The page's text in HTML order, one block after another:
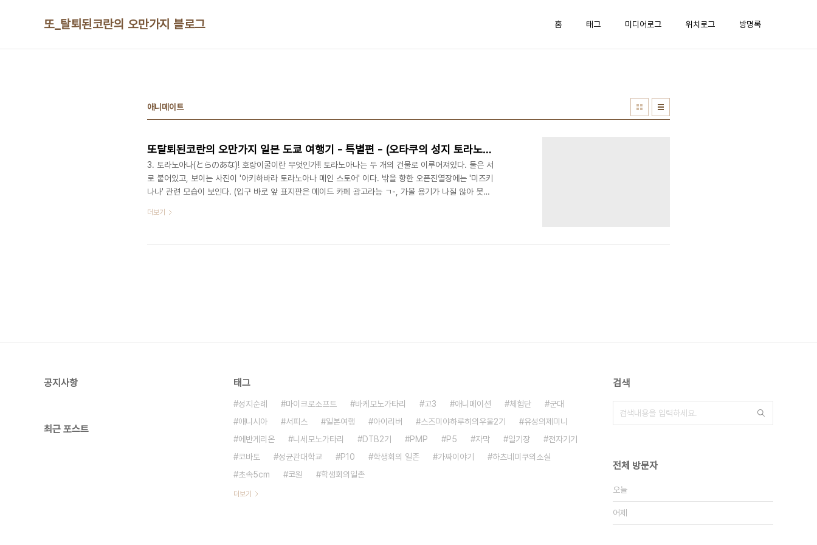
또_탈퇴된코란의 오만가지 블로그 홈 태그 미디어로그 위치로그 방명록
애니메이트
또탈퇴된코란의 오만가지 일본 도쿄 여행기 - 특별편 - (오타쿠의 성지 토라노아나 & 애니메이트 편)
3. 토라노아나(とらのあな)! 호랑이굴이란 무엇인가!! 토라노아나는 두 개의 건물로 이루어져있다. 둘은 서
로 붙어있고, 보이는 사진이 '아키하바라 토라노아나 메인 스토어' 이다. 밖을 향한 오픈진열장에는 '미즈키
나나' 관련 모습이 보인다. (입구 바로 앞 표지판은 메이드 카페 광고라능 ㄱ-, 가볼 용기가 나질 않아 못갔
지 안다면 당신은 동지다. 지하 1층부터 지상 8층까지 있으며 6,7,8층은 뭔진 모르겠지만 Staff Only 지
진열창 샷~! 메인 진열장에도 역시 피규어들이.. 피규어는 별..
더보기
공지사항
최근 포스트
태그
성지순례 마이크로소프트 바케모노가타리 고3 애니메이션 체험단
군대
애니시아
서피스 일본여행 아이리버 스즈미야하루히의우울2기
유성의제미니
에반게리온
니세모노가타리 DTB2기 PMP P5 자막 일기장
전자기기
코바토
성균관대학교 P10 학생회의 일존 가짜이야기
하츠네미쿠의소실
초속5cm
코원 학생회의일존
더보기
검색
전체 방문자
오늘
어제